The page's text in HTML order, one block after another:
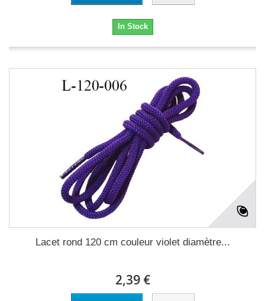
In Stock
Lacet rond 120 cm couleur violet diamètre...
2,39 €